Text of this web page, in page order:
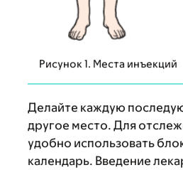
Рисунок 1. Места инъекций
Делайте каждую
другое место. Для
удобно использовать
календарь. Введение